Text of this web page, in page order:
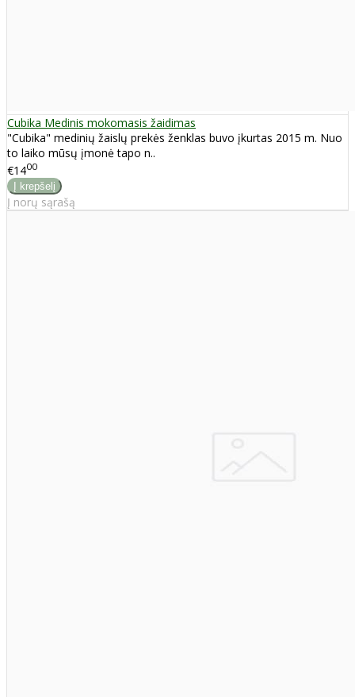
Cubika Medinis mokomasis žaidimas
"Cubika" medinių žaislų prekės ženklas buvo įkurtas 2015 m. Nuo
to laiko mūsų įmonė tapo n..
€1400
Į norų sąrašą